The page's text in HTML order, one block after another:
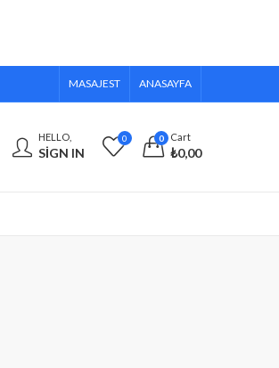
MASAJEST ANASAYFA
HELLO,
SIGN IN
0 0 Cart
₺0,00